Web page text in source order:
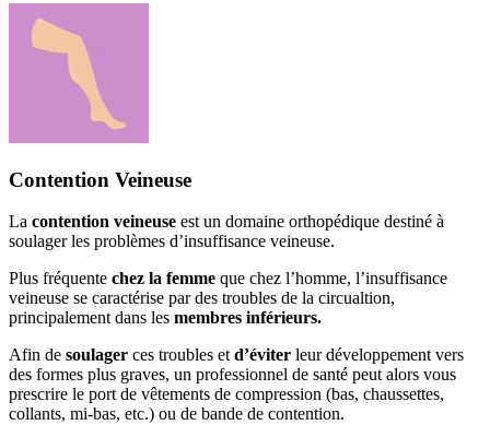
Contention Veineuse
La contention veineuse est un domaine orthopédique destiné à
soulager les problèmes d’insuffisance veineuse.
Plus fréquente chez la femme que chez l’homme, l’insuffisance
veineuse se caractérise par des troubles de la circualtion,
principalement dans les membres inférieurs.
Afin de soulager ces troubles etd’éviter leur développement vers
des formes plus graves, un professionnel de santé peut alors vous
prescrire le port de vêtements de compression (bas, chaussettes,
collants, mi-bas, etc.) ou de bande de contention.